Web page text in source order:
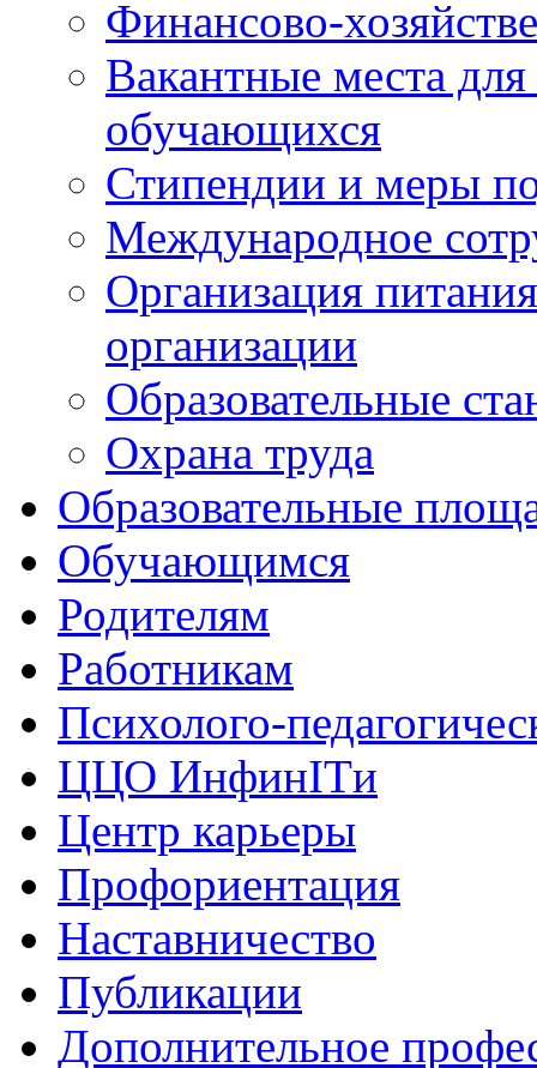
Финансово-
Вакантные места
обучающихся
Стипендии и меры
Международное
Организация
организации
Образовательные
Охрана труда
Образовательные
Обучающимся
Родителям
Работникам
Психолого-
ЦЦО ИнфинITи
Центр карьеры
Профориентация
Наставничество
Публикации
Дополнительное